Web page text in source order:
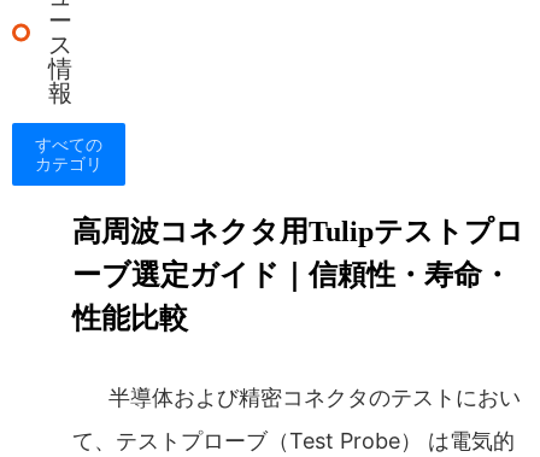
ー
ス
情
報
すべての
カテゴリ
高周波コネクタ用Tulipテストプロ
ーブ選定ガイド｜信頼性・寿命・
性能比較
半導体および精密コネクタのテストにおい
て、テストプローブ（Test Probe） は電気的